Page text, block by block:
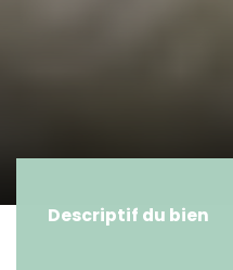
Descriptif du bien